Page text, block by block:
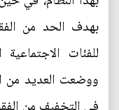
بهدف الحد من
للفئات
ووضعت العديد من